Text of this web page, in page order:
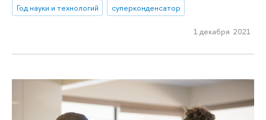
Год науки и технологий
суперконденсатор
1 декабря 2021